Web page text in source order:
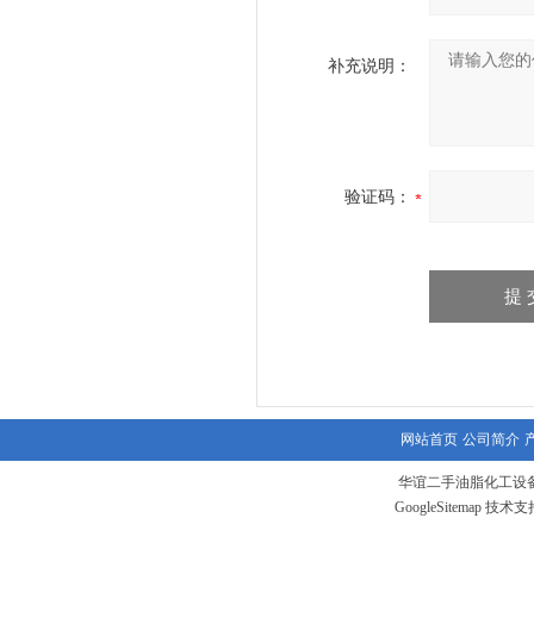
补充说明：
验证码：
网站首页 公司简介
华谊二手油脂化工设
GoogleSitemap 技术支